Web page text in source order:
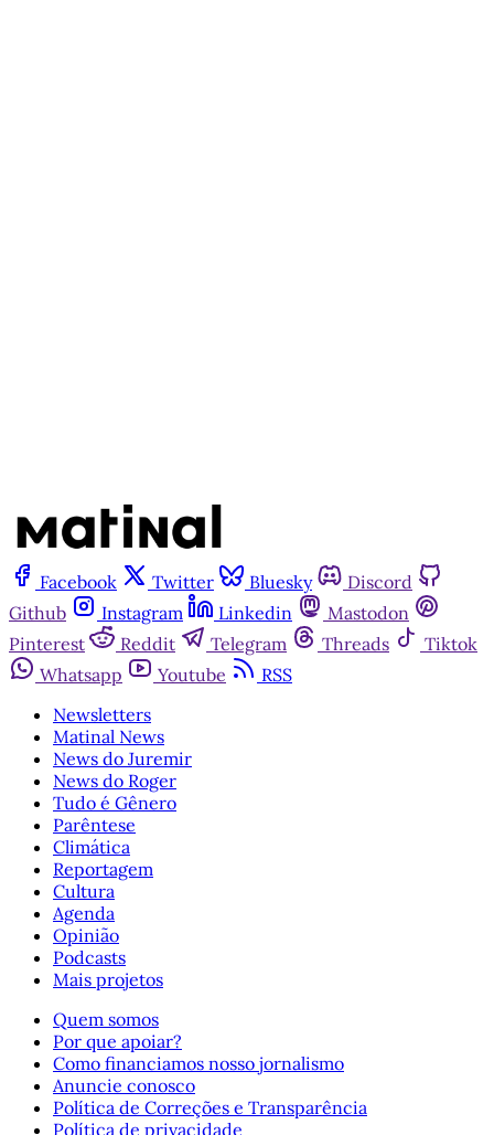
Facebook Twitter Bluesky
Discord
Github
Instagram Linkedin
Mastodon
Pinterest
Reddit Telegram Threads
Tiktok
Whatsapp
Youtube
RSS
Newsletters
Matinal News
News do Juremir
News do Roger
Tudo é Gênero
Parêntese
Climática
Reportagem
Cultura
Agenda
Opinião
Podcasts
Mais projetos
Quem somos
Por que apoiar?
Como financiamos nosso jornalismo
Anuncie conosco
Política de Correções e Transparência
Política de privacidade